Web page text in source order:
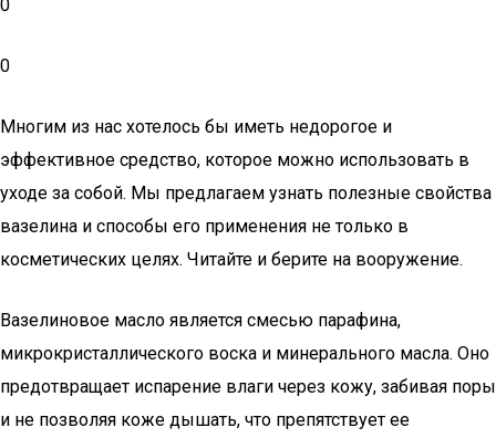
0
0
Многим из нас хотелось бы иметь недорогое и
эффективное средство, которое можно использовать в
уходе за собой. Мы предлагаем узнать полезные свойства
вазелина и способы его применения не только в
косметических целях. Читайте и берите на вооружение.
Вазелиновое масло является смесью парафина,
микрокристаллического воска и минерального масла. Оно
предотвращает испарение влаги через кожу, забивая поры
и не позволяя коже дышать, что препятствует ее